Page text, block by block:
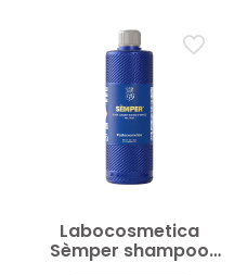
Labocosmetica
Sèmper shampoo